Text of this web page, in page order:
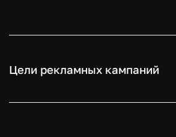
Цели рекламных кампаний